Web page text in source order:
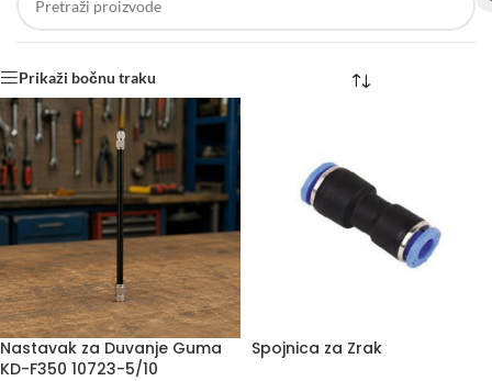
Prikaži bočnu traku
Nastavak za Duvanje Guma
KD-F350 10723-5/10
Spojnica za Zrak